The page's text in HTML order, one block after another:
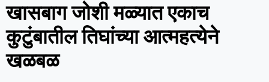
खासबाग जोशी मळ्यात एकाच
कुटुंबातील तिघांच्या आत्महत्येने
खळबळ